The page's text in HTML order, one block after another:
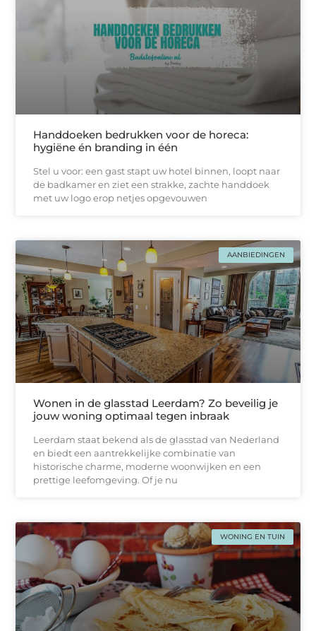
Handdoeken bedrukken voor de horeca:
hygiëne én branding in één
Stel u voor: een gast stapt uw hotel binnen, loopt naar
de badkamer en ziet een strakke, zachtе handdoek
met uw logo erop netjes opgevouwen
AANBIEDINGEN
Wonen in de glasstad Leerdam? Zo beveilig je
jouw woning optimaal tegen inbraak
Leerdam staat bekend als de glasstad van Nederland
en biedt een aantrekkelijke combinatie van
historische charme, moderne woonwijken en een
prettige leefomgeving. Of je nu
WONING EN TUIN